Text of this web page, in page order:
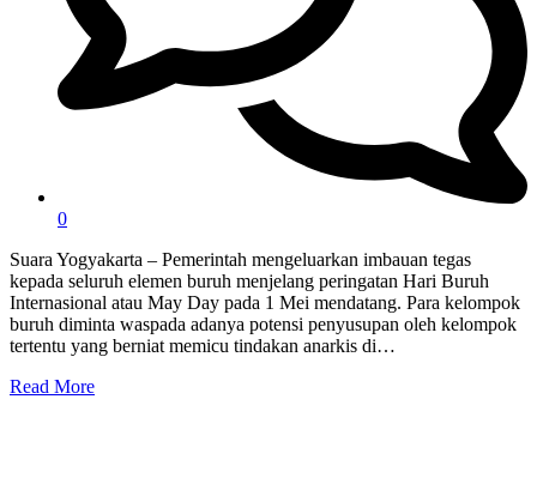
0
Suara Yogyakarta – Pemerintah mengeluarkan imbauan tegas
kepada seluruh elemen buruh menjelang peringatan Hari Buruh
Internasional atau May Day pada 1 Mei mendatang. Para kelompok
buruh diminta waspada adanya potensi penyusupan oleh kelompok
tertentu yang berniat memicu tindakan anarkis di…
Read More